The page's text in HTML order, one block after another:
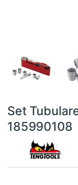
Set
185990108